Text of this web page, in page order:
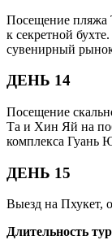
Посещение пляжа
к секретной
сувенирный
ДЕНЬ 14
Посещение
Та и Хин Яй на
комплекса Гуань
ДЕНЬ 15
Выезд на Пхукет,
Длительность